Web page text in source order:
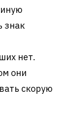
знак
нет.
они
скорую